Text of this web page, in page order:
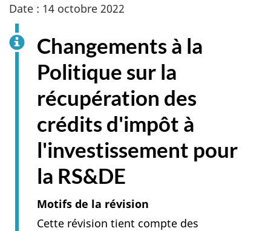
Date : 14 octobre 2022
Changements à la
Politique sur la
récupération des
crédits d'impôt à
l'investissement pour
la RS&DE
Motifs de la révision
Cette révision tient compte des